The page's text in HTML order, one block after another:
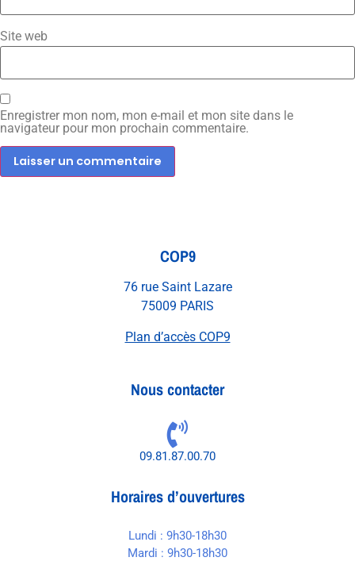
Site web
Enregistrer mon nom, mon e-mail et mon site dans le
navigateur pour mon prochain commentaire.
COP9
76 rue Saint Lazare
75009 PARIS
Plan d’accès COP9
Nous contacter
09.81.87.00.70
Horaires d’ouvertures
Lundi : 9h30-18h30
Mardi : 9h30-18h30